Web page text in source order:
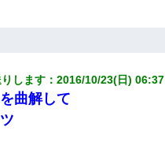
告げられた結婚条件にブチ切
します ：2016/10/23(日)
曲解して